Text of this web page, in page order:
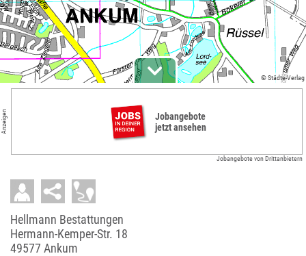
© Städte-Verlag
Anzeigen
Jobangebote
jetzt ansehen
Jobangebote von Drittanbietern
Hellmann Bestattungen
Hermann-Kemper-Str. 18
49577 Ankum